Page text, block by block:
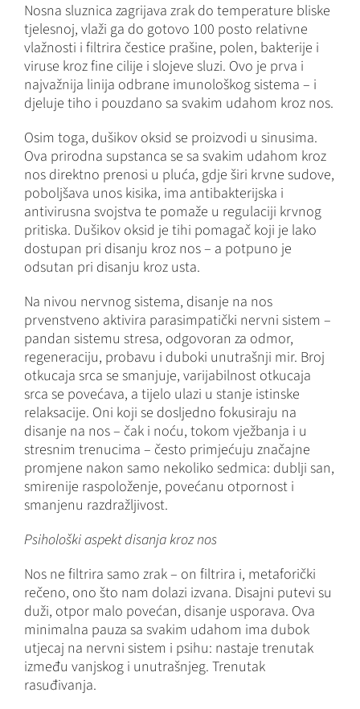
Nosna sluznica zagrijava zrak do temperature bliske
tjelesnoj, vlaži ga do gotovo 100 posto relativne
vlažnosti i filtrira čestice prašine, polen, bakterije i
viruse kroz fine cilije i slojeve sluzi. Ovo je prva i
najvažnija linija odbrane imunološkog sistema – i
djeluje tiho i pouzdano sa svakim udahom kroz nos.
Osim toga, dušikov oksid se proizvodi u sinusima.
Ova prirodna supstanca se sa svakim udahom kroz
nos direktno prenosi u pluća, gdje širi krvne sudove,
poboljšava unos kisika, ima antibakterijska i
antivirusna svojstva te pomaže u regulaciji krvnog
pritiska. Dušikov oksid je tihi pomagač koji je lako
dostupan pri disanju kroz nos – a potpuno je
odsutan pri disanju kroz usta.
Na nivou nervnog sistema, disanje na nos
prvenstveno aktivira parasimpatički nervni sistem –
pandan sistemu stresa, odgovoran za odmor,
regeneraciju, probavu i duboki unutrašnji mir. Broj
otkucaja srca se smanjuje, varijabilnost otkucaja
srca se povećava, a tijelo ulazi u stanje istinske
relaksacije. Oni koji se dosljedno fokusiraju na
disanje na nos – čak i noću, tokom vježbanja i u
stresnim trenucima – često primjećuju značajne
promjene nakon samo nekoliko sedmica: dublji san,
smirenije raspoloženje, povećanu otpornost i
smanjenu razdražljivost.
Psihološki aspekt disanja kroz nos
Nos ne filtrira samo zrak – on filtrira i, metaforički
rečeno, ono što nam dolazi izvana. Disajni putevi su
duži, otpor malo povećan, disanje usporava. Ova
minimalna pauza sa svakim udahom ima dubok
utjecaj na nervni sistem i psihu: nastaje trenutak
između vanjskog i unutrašnjeg. Trenutak
rasuđivanja.